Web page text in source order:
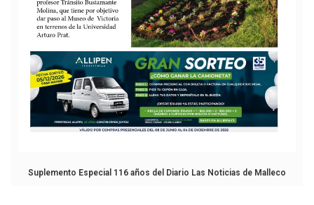
Suplemento Especial 116 años del Diario Las Noticias de Malleco